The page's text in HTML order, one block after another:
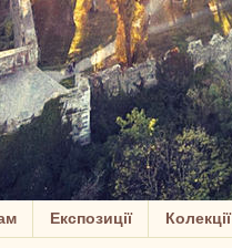
Експозиції Колекції